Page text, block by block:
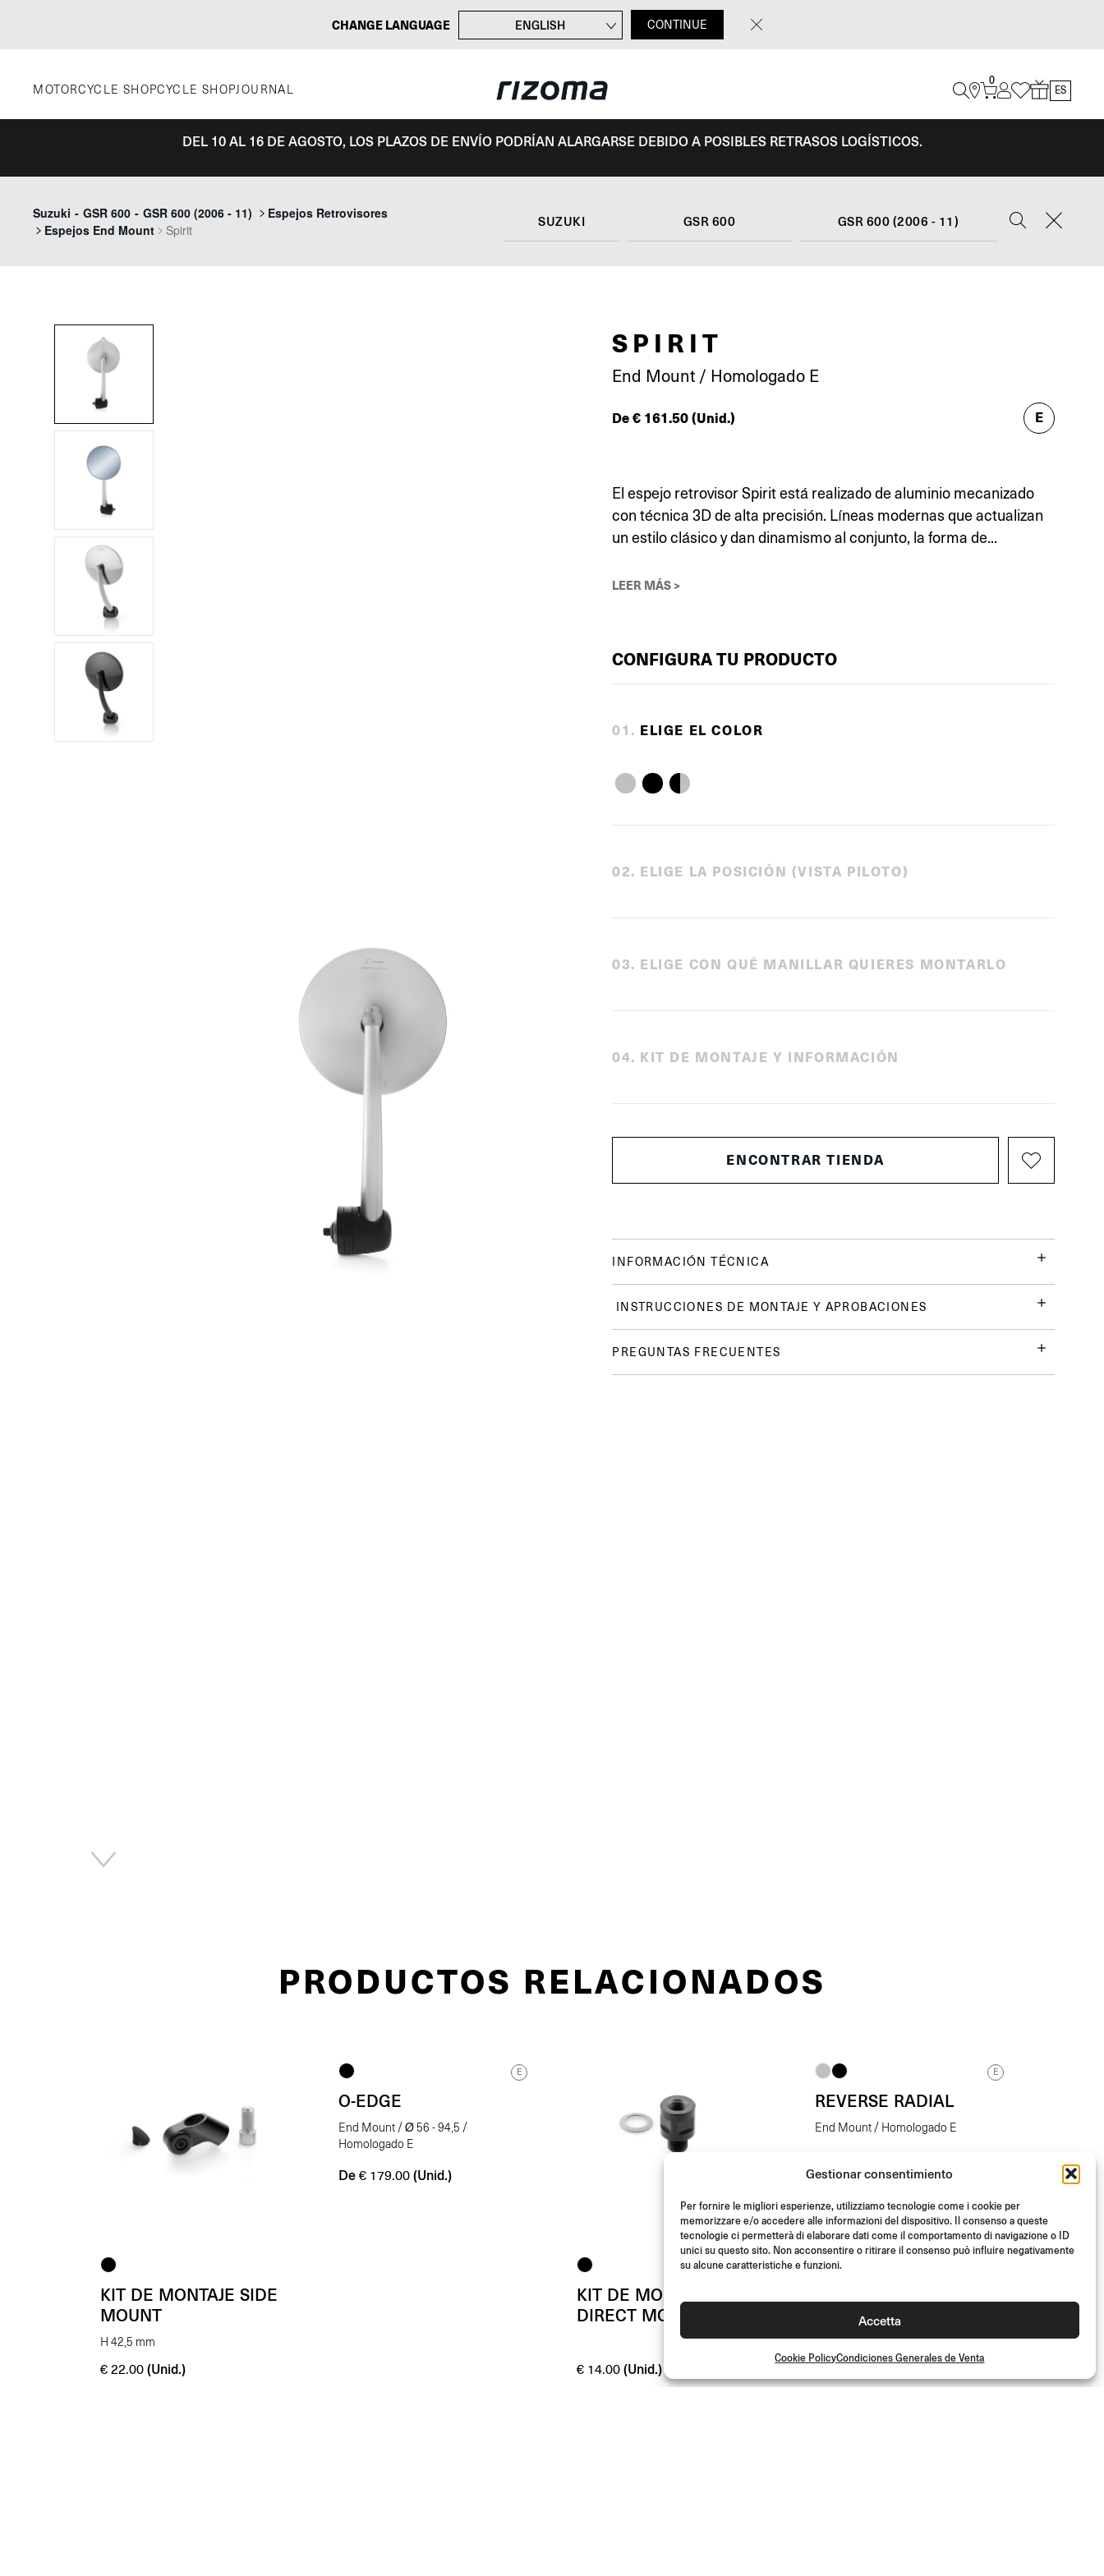
Gestionar consentimiento
Per fornire le migliori esperienze, utilizziamo tecnologie come i cookie per
memorizzare e/o accedere alle informazioni del dispositivo. Il consenso a queste
tecnologie ci permetterà di elaborare dati come il comportamento di navigazione o ID
unici su questo sito. Non acconsentire o ritirare il consenso può influire negativamente
su alcune caratteristiche e funzioni.
Accetta
Cookie PolicyCondiciones Generales de Venta
CHANGE LANGUAGE
ENGLISH
DEUTSCH
CONTINUE
MOTORCYCLE SHOPCYCLE SHOPJOURNAL
0
ES
DEL 10 AL 16 DE AGOSTO, LOS PLAZOS DE ENVÍO PODRÍAN ALARGARSE DEBIDO A POSIBLES RETRASOS LOGÍSTICOS.
Suzuki - GSR 600 - GSR 600 (2006 - 11)
Espejos Retrovisores
Espejos End Mount
Spirit
SUZUKI GSR 600 GSR 600 (2006 - 11)
Previous
SPIRIT
End Mount / Homologado E
De€ 161.50(Unid.) E
El espejo retrovisor Spirit está realizado de aluminio mecanizado
con técnica 3D de alta precisión. Líneas modernas que actualizan
un estilo clásico y dan dinamismo al conjunto, la forma de...
LEER MÁS >
CONFIGURA TU PRODUCTO
01 . ELIGE EL COLOR
02. ELIGE LA POSICIÓN (VISTA PILOTO)
03. ELIGE CON QUÉ MANILLAR QUIERES MONTARLO
04. KIT DE MONTAJE Y INFORMACIÓN
ENCONTRAR TIENDA
INFORMACIÓN TÉCNICA
INSTRUCCIONES DE MONTAJE Y APROBACIONES
PREGUNTAS FRECUENTES
PRODUCTOS RELACIONADOS
KIT DE MONTAJE SIDE
MOUNT
H 42,5 mm
€ 22.00 (Unid.)
E
O-EDGE
End Mount / Ø 56 - 94,5 /
Homologado E
De € 179.00 (Unid.)
KIT DE MONTAJE
DIRECT MOUNT
€ 14.00 (Unid.)
E
REVERSE RADIAL
End Mount / Homologado E
De €198.00 (Unid.)